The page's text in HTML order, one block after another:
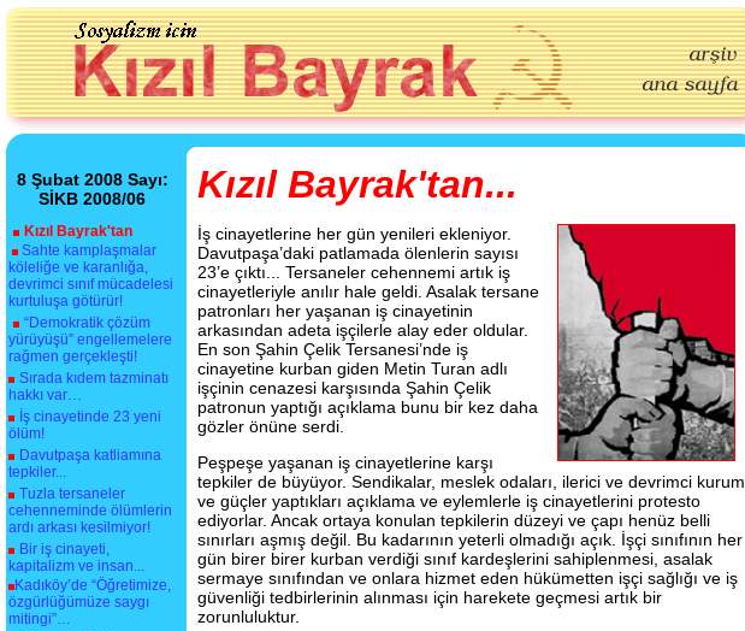
8 Şubat 2008 Sayı:
SİKB 2008/06
Kızıl Bayrak'tan
Sahte kamplaşmalar
köleliğe ve karanlığa,
devrimci sınıf mücadelesi
kurtuluşa götürür!
“Demokratik çözüm
yürüyüşü” engellemelere
rağmen gerçekleşti!
Sırada kıdem tazminatı
hakkı var…
İş cinayetinde 23 yeni
ölüm!
Davutpaşa katliamına
tepkiler...
Tuzla tersaneler
cehenneminde ölümlerin
ardı arkası kesilmiyor!
Bir iş cinayeti,
kapitalizm ve insan...
Kadıköy’de “Öğretimize,
özgürlüğümüze saygı
mitingi”…
Kızıl Bayrak'tan...
İş cinayetlerine her gün yenileri ekleniyor.
Davutpaşa’daki patlamada ölenlerin sayısı
23’e çıktı... Tersaneler cehennemi artık iş
cinayetleriyle anılır hale geldi. Asalak tersane
patronları her yaşanan iş cinayetinin
arkasından adeta işçilerle alay eder oldular.
En son Şahin Çelik Tersanesi’nde iş
cinayetine kurban giden Metin Turan adlı
işçinin cenazesi karşısında Şahin Çelik
patronun yaptığı açıklama bunu bir kez daha
gözler önüne serdi.
Peşpeşe yaşanan iş cinayetlerine karşı
tepkiler de büyüyor. Sendikalar, meslek odaları, ilerici ve devrimci kurum
ve güçler yaptıkları açıklama ve eylemlerle iş cinayetlerini protesto
ediyorlar. Ancak ortaya konulan tepkilerin düzeyi ve çapı henüz belli
sınırları aşmış değil. Bu kadarının yeterli olmadığı açık. İşçi sınıfının her
gün birer birer kurban verdiği sınıf kardeşlerini sahiplenmesi, asalak
sermaye sınıfından ve onlara hizmet eden hükümetten işçi sağlığı ve iş
güvenliği tedbirlerinin alınması için harekete geçmesi artık bir
zorunluluktur.